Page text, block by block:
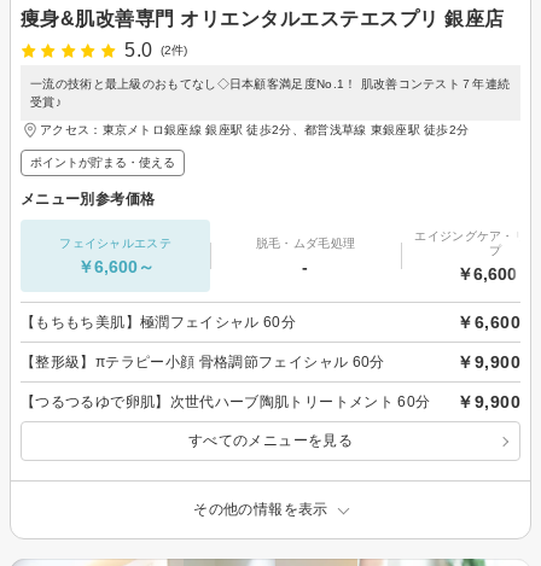
痩身&肌改善専門 オリエンタルエステエスプリ 銀座店
5.0
(2件)
一流の技術と最上級のおもてなし◇日本顧客満足度No.1！ 肌改善コンテスト７年連続
受賞♪
アクセス：東京メトロ銀座線 銀座駅 徒歩2分、都営浅草線 東銀座駅 徒歩2分
ポイントが貯まる・使える
メニュー別参考価格
フェイシャルエステ
￥6,600～
脱毛・ムダ毛処理
-
エイジングケア・リ
プ
￥6,600～
【もちもち美肌】極潤フェイシャル 60分 ￥6,600
【整形級】πテラピー小顔 骨格調節フェイシャル 60分 ￥9,900
【つるつるゆで卵肌】次世代ハーブ陶肌トリートメント 60分 ￥9,900
すべてのメニューを見る
その他の情報を表示